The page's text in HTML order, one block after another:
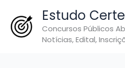
para
Estudo
Concursos Públicos
Notícias, Edital,